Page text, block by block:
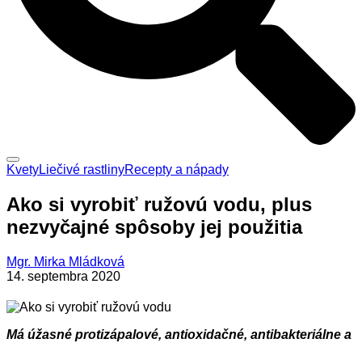
KvetyLiečivé rastlinyRecepty a nápady
Ako si vyrobiť ružovú vodu, plus
nezvyčajné spôsoby jej použitia
Mgr. Mirka Mládková
14. septembra 2020
Má úžasné protizápalové, antioxidačné, antibakteriálne a